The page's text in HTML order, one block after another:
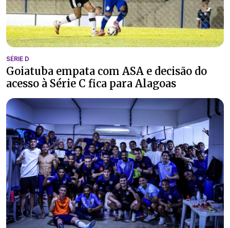
SÉRIE D
Goiatuba empata com ASA e decisão do
acesso à Série C fica para Alagoas